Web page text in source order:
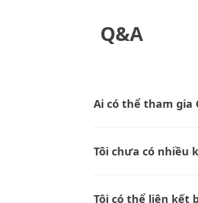
Q&A
Ai có thể tham gia
Tôi chưa có nhiều
Tôi có thể liên kết